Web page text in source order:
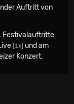
Auftritt von
Festivalauftritte
[1x] und am
Konzert.